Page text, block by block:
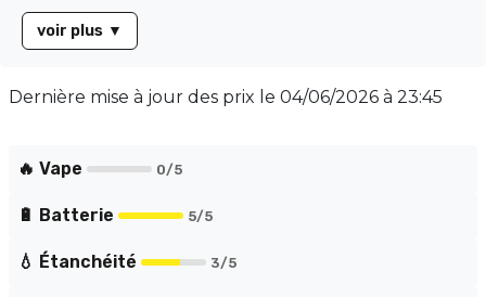
voir plus ▼
Dernière mise à jour des prix le 04/06/2026 à 23:45
🔥 Vape 0/5
🔋 Batterie 5/5
💧 Étanchéité 3/5